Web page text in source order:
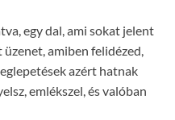
egy dal, ami sokat jelent
üzenet, amiben felidézed,
azért hatnak
emlékszel, és valóban